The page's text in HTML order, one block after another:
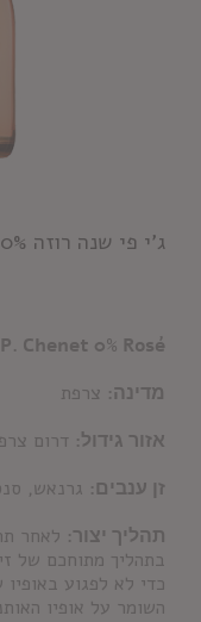
ג'י פי שנה רוזה 0% אלכוהול
Chenet 0% Rosé
מדינה: צרפת
אזור גידול: דרום
זן ענבים: גרנאש,
תהליך יצור: לאחר
בתהליך מתוחכם של
כדי לא לפגוע
השומר על אופיו